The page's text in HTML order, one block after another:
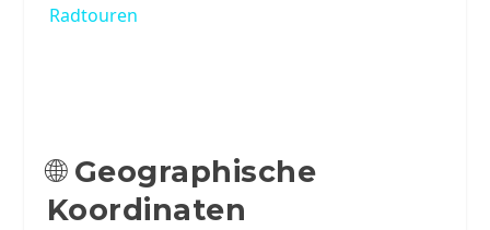
Radtouren
🌐 Geographische
Koordinaten